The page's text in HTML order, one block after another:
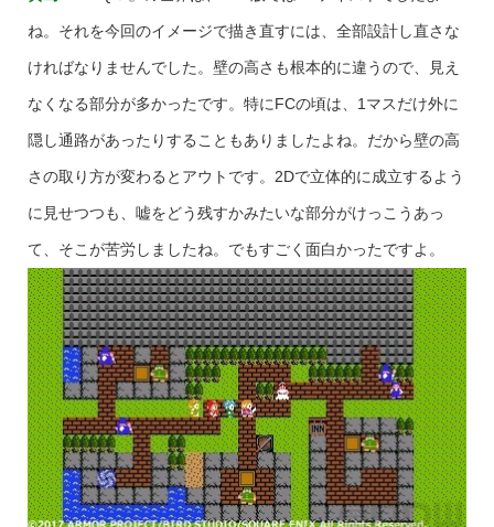
ね。それを今回のイメージで描き直すには、全部設計し直さな
ければなりませんでした。壁の高さも根本的に違うので、見え
なくなる部分が多かったです。特にFCの頃は、1マスだけ外に
隠し通路があったりすることもありましたよね。だから壁の高
さの取り方が変わるとアウトです。2Dで立体的に成立するよう
に見せつつも、嘘をどう残すかみたいな部分がけっこうあっ
て、そこが苦労しましたね。でもすごく面白かったですよ。